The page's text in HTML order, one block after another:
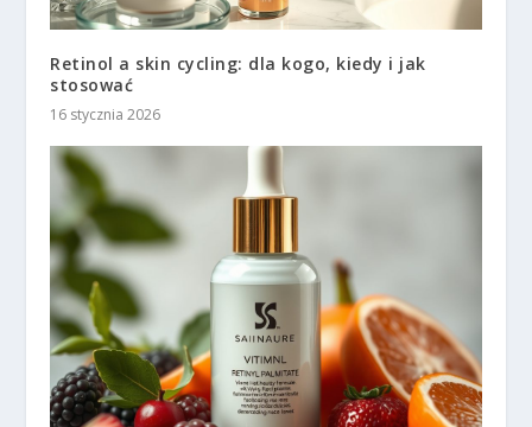
Retinol a skin cycling: dla kogo, kiedy i jak
stosować
16 stycznia 2026